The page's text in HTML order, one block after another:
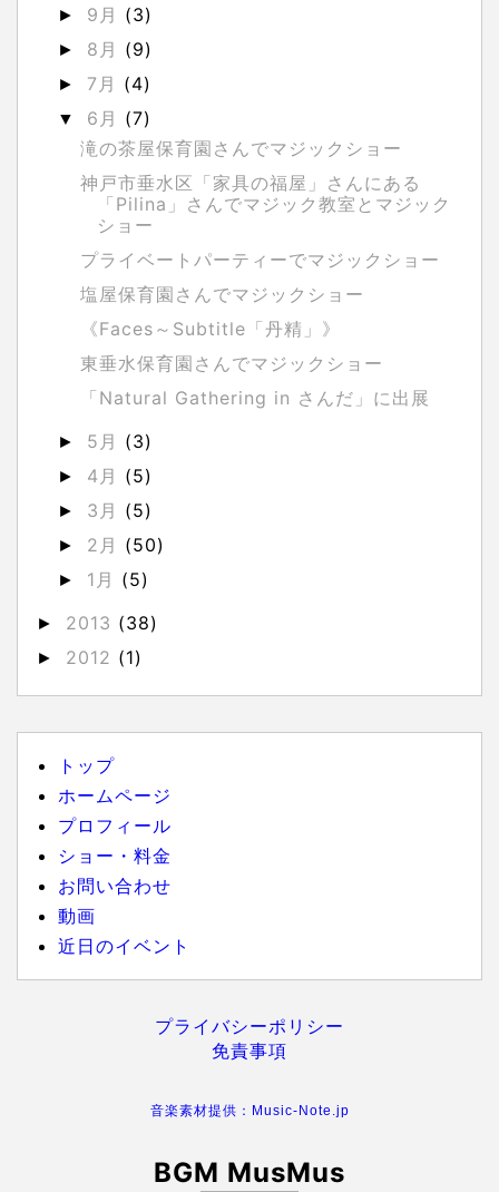
► 9月 (3)
► 8月 (9)
► 7月 (4)
▼ 6月 (7)
滝の茶屋保育園さんでマジックショー
神戸市垂水区「家具の福屋」さんにある
「Pilina」さんでマジック教室とマジック
ショー
プライベートパーティーでマジックショー
塩屋保育園さんでマジックショー
《Faces～Subtitle「丹精」》
東垂水保育園さんでマジックショー
「Natural Gathering in さんだ」に出展
► 5月 (3)
► 4月 (5)
► 3月 (5)
► 2月 (50)
► 1月 (5)
► 2013 (38)
► 2012 (1)
トップ
ホームページ
プロフィール
ショー・料金
お問い合わせ
動画
近日のイベント
プライバシーポリシー
免責事項
音楽素材提供：Music-Note.jp
BGM MusMus